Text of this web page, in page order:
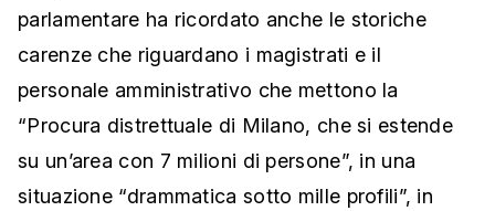
parlamentare ha ricordato anche le storiche
carenze che riguardano i magistrati e il
personale amministrativo che mettono la
“Procura distrettuale di Milano, che si estende
su un’area con 7 milioni di persone”, in una
situazione “drammatica sotto mille profili”, in